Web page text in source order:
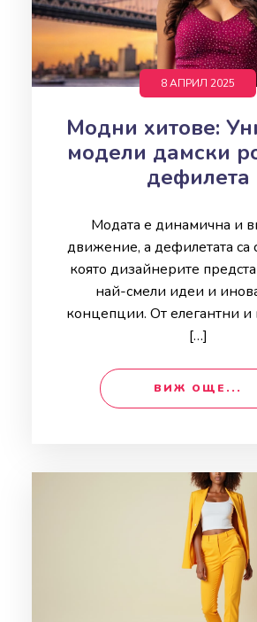
8 АПРИЛ 2025
Модни хитове:
модели дамски
дефилета
Модата е динамична и
движение, а дефилетата са
която дизайнерите
най-смели идеи и
концепции. От елегантни и
[…]
ВИЖ ОЩЕ...